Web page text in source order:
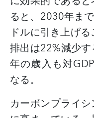
ると、 2030年ま
ドルに引き上げ
排出は22%減少
年の歳入も対GDP
なる。
カーボンプライ